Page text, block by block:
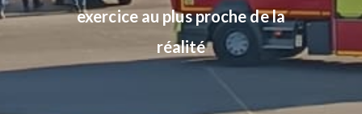
exercice au plus proche de la
réalité